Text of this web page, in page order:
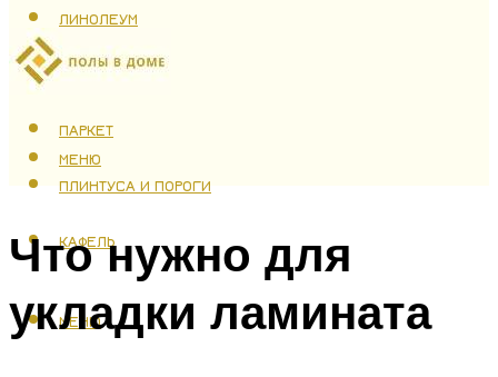
ЛИНОЛЕУМ
ТЕПЛЫЙ ПОЛ
ПАРКЕТ
ПЛИНТУСА И ПОРОГИ
КАФЕЛЬ
МЕНЮ
МЕНЮ
Что нужно для
укладки ламината